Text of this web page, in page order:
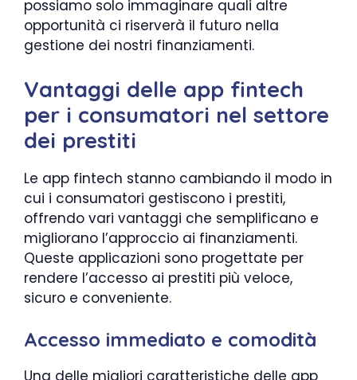
possiamo solo immaginare quali altre
opportunità ci riserverà il futuro nella
gestione dei nostri finanziamenti.
Vantaggi delle app fintech
per i consumatori nel settore
dei prestiti
Le app fintech stanno cambiando il modo in
cui i consumatori gestiscono i prestiti,
offrendo vari vantaggi che semplificano e
migliorano l’approccio ai finanziamenti.
Queste applicazioni sono progettate per
rendere l’accesso ai prestiti più veloce,
sicuro e conveniente.
Accesso immediato e comodità
Una delle migliori caratteristiche delle app